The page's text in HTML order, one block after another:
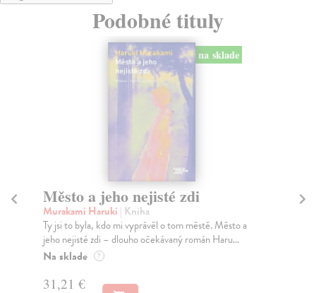
Podobné tituly
na sklade
Město a jeho nejisté zdi
Murakami Haruki | Kniha
Ty jsi to byla, kdo mi vyprávěl o tom městě. Město a
jeho nejisté zdi – dlouho očekávaný román Haru...
Na sklade ?
31,21 €